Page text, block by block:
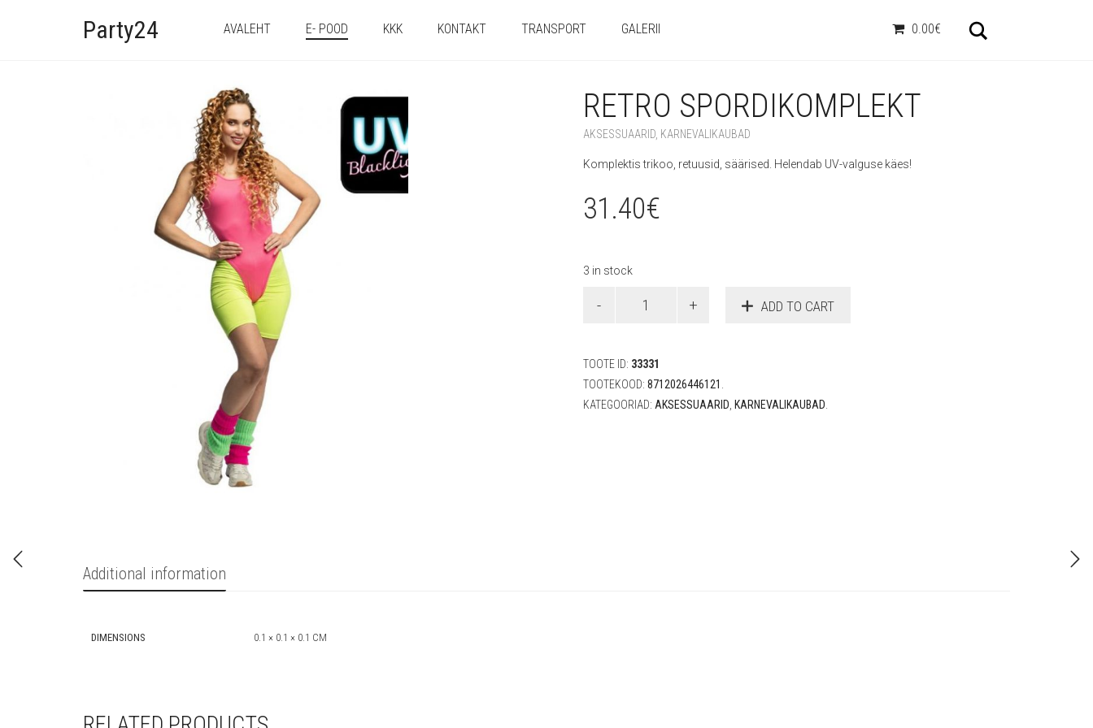
Party24 AVALEHT E- POOD KKK KONTAKT TRANSPORT GALERII 0.00€
RETRO SPORDIKOMPLEKT
AKSESSUAARID KARNEVALIKAUBAD
Komplektis trikoo, retuusid, säärised. Helendab UV-valguse käes!
31.40€
3 in stock
spordikomplekt
ADD TO CART
TOOTE ID: 33331
TOOTEKOOD: 8712026446121
KATEGOORIAD: AKSESSUAARID KARNEVALIKAUBAD
Additional information
DIMENSIONS 0.1 × 0.1 × 0.1 CM